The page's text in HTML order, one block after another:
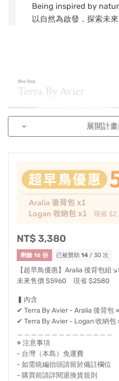
Being inspired by
以自然為啟發，探索未來
Terra by Avier為行動生活領導
Project精神所推出的系列環保
名的充電編織線為靈感，使用
的環保面料，結合攀岩元素開
款。採用Terra Loki可替換式岩
藍、紅、橘、黃）岩繩作選擇
格。Terra by Avier 希望能陪伴
各個角落。
keyboard_arrow_down 展開計
NT$ 3,380
剩餘 16 份 已被贊助 14 / 30 次
【超早鳥優惠】Aralia 後背包組
未來售價 $5960 現省 $2580
▍內含
✔ Terra By Avier - Aralia 後背包 ×
✔ Terra By Avier - Logan 收納包
※ 注意事項
- 台灣（本島）免運費
- 如需統編抬頭請留於備註欄位
- 購買前請詳閱退換貨規則